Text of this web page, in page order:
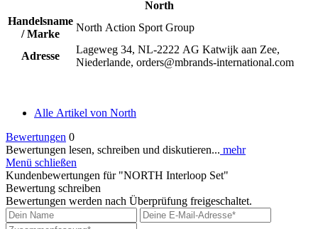
North
Handelsname
/ Marke
North Action Sport Group
Adresse
Lageweg 34, NL-2222 AG Katwijk aan Zee,
Niederlande, orders@mbrands-international.com
Alle Artikel von North
Bewertungen 0
Bewertungen lesen, schreiben und diskutieren... mehr
Menü schließen
Kundenbewertungen für "NORTH Interloop Set"
Bewertung schreiben
Bewertungen werden nach Überprüfung freigeschaltet.